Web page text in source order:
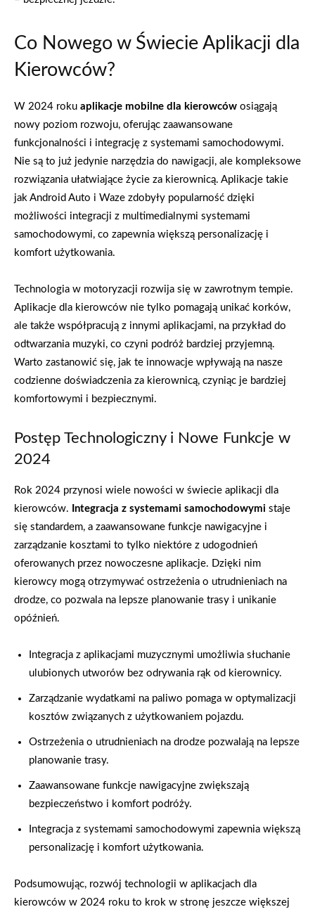
Co Nowego w Świecie Aplikacji dla
Kierowców?
W 2024 roku aplikacje mobilne dla kierowców osiągają
nowy poziom rozwoju, oferując zaawansowane
funkcjonalności i integrację z systemami samochodowymi.
Nie są to już jedynie narzędzia do nawigacji, ale kompleksowe
rozwiązania ułatwiające życie za kierownicą. Aplikacje takie
jak Android Auto i Waze zdobyły popularność dzięki
możliwości integracji z multimedialnymi systemami
samochodowymi, co zapewnia większą personalizację i
komfort użytkowania.
Technologia w motoryzacji rozwija się w zawrotnym tempie.
Aplikacje dla kierowców nie tylko pomagają unikać korków,
ale także współpracują z innymi aplikacjami, na przykład do
odtwarzania muzyki, co czyni podróż bardziej przyjemną.
Warto zastanowić się, jak te innowacje wpływają na nasze
codzienne doświadczenia za kierownicą, czyniąc je bardziej
komfortowymi i bezpiecznymi.
Postęp Technologiczny i Nowe Funkcje w
2024
Rok 2024 przynosi wiele nowości w świecie aplikacji dla
kierowców.
Integracja z systemami samochodowymi staje
się standardem, a zaawansowane funkcje nawigacyjne i
zarządzanie kosztami to tylko niektóre z udogodnień
oferowanych przez nowoczesne aplikacje. Dzięki nim
kierowcy mogą otrzymywać ostrzeżenia o utrudnieniach na
drodze, co pozwala na lepsze planowanie trasy i unikanie
opóźnień.
Integracja z aplikacjami muzycznymi umożliwia słuchanie
ulubionych utworów bez odrywania rąk od kierownicy.
Zarządzanie wydatkami na paliwo pomaga w optymalizacji
kosztów związanych z użytkowaniem pojazdu.
Ostrzeżenia o utrudnieniach na drodze pozwalają na lepsze
planowanie trasy.
Zaawansowane funkcje nawigacyjne zwiększają
bezpieczeństwo i komfort podróży.
Integracja z systemami samochodowymi zapewnia większą
personalizację i komfort użytkowania.
Podsumowując, rozwój technologii w aplikacjach dla
kierowców w 2024 roku to krok w stronę jeszcze większej